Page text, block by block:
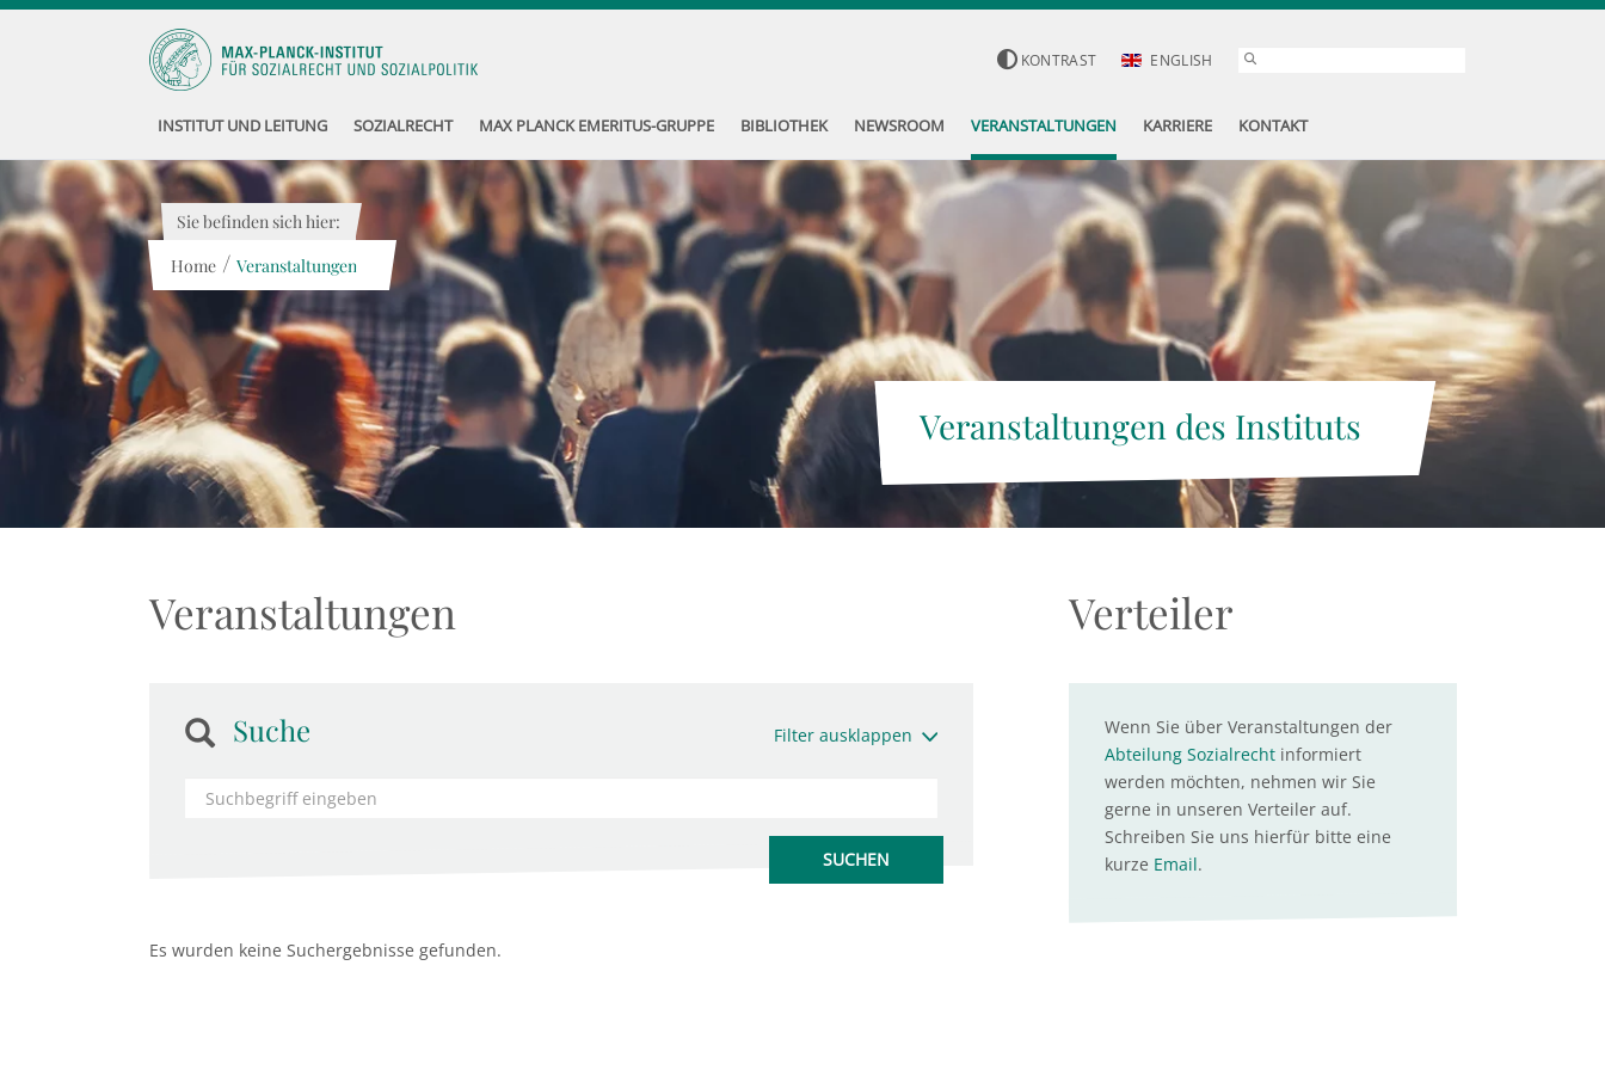
KONTRAST ENGLISH
INSTITUT UND LEITUNG SOZIALRECHT MAX PLANCK EMERITUS-GRUPPE BIBLIOTHEK NEWSROOM VERANSTALTUNGEN KARRIERE KONTAKT
Veranstaltungen des Instituts
Sie befinden sich hier:
Home / Veranstaltungen
Veranstaltungen
Suche Filter ausklappen
Es wurden keine Suchergebnisse gefunden.
Verteiler
Wenn Sie über Veranstaltungen der
Abteilung Sozialrechtinformiert
werden möchten, nehmen wir Sie
gerne in unseren Verteiler auf.
Schreiben Sie uns hierfür bitte eine
kurze Email.